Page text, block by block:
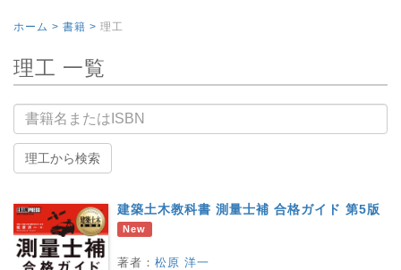
ホーム > 書籍 > 理工
理工 一覧
書籍名
理工から検索
建築土木教科書 測量士補 合格ガイド 第5版
New
著者： 松原 洋一